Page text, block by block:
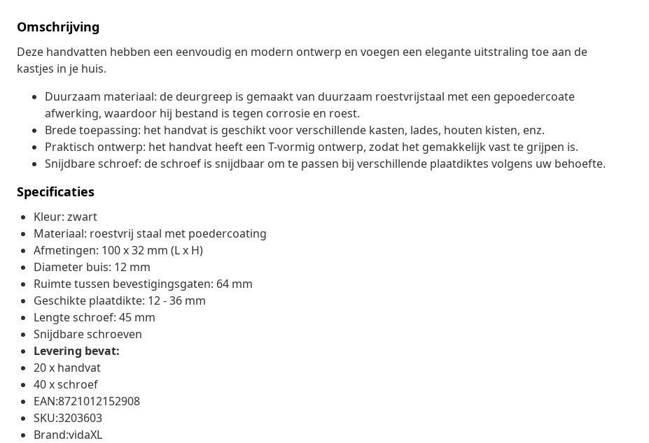
Omschrijving
Deze handvatten hebben een eenvoudig en modern ontwerp en voegen een elegante uitstraling toe aan de
kastjes in je huis.
Duurzaam materiaal: de deurgreep is gemaakt van duurzaam roestvrijstaal met een gepoedercoate
afwerking, waardoor hij bestand is tegen corrosie en roest.
Brede toepassing: het handvat is geschikt voor verschillende kasten, lades, houten kisten, enz.
Praktisch ontwerp: het handvat heeft een T-vormig ontwerp, zodat het gemakkelijk vast te grijpen is.
Snijdbare schroef: de schroef is snijdbaar om te passen bij verschillende plaatdiktes volgens uw behoefte.
Specificaties
Kleur: zwart
Materiaal: roestvrij staal met poedercoating
Afmetingen: 100 x 32 mm (L x H)
Diameter buis: 12 mm
Ruimte tussen bevestigingsgaten: 64 mm
Geschikte plaatdikte: 12 - 36 mm
Lengte schroef: 45 mm
Snijdbare schroeven
Levering bevat:
20 x handvat
40 x schroef
EAN:8721012152908
SKU:3203603
Brand:vidaXL